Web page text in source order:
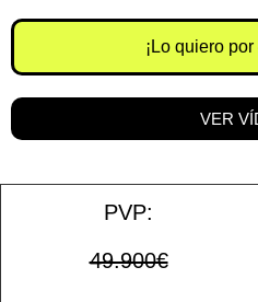
¡Lo quiero
VER
PVP:
49.900€